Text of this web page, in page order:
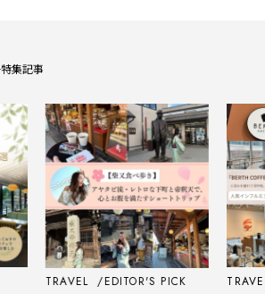
特集記事
TRAVEL EDITOR'S PICK TRAVEL